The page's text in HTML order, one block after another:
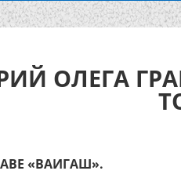
ОЛЕГА
«ВАИГАШ».